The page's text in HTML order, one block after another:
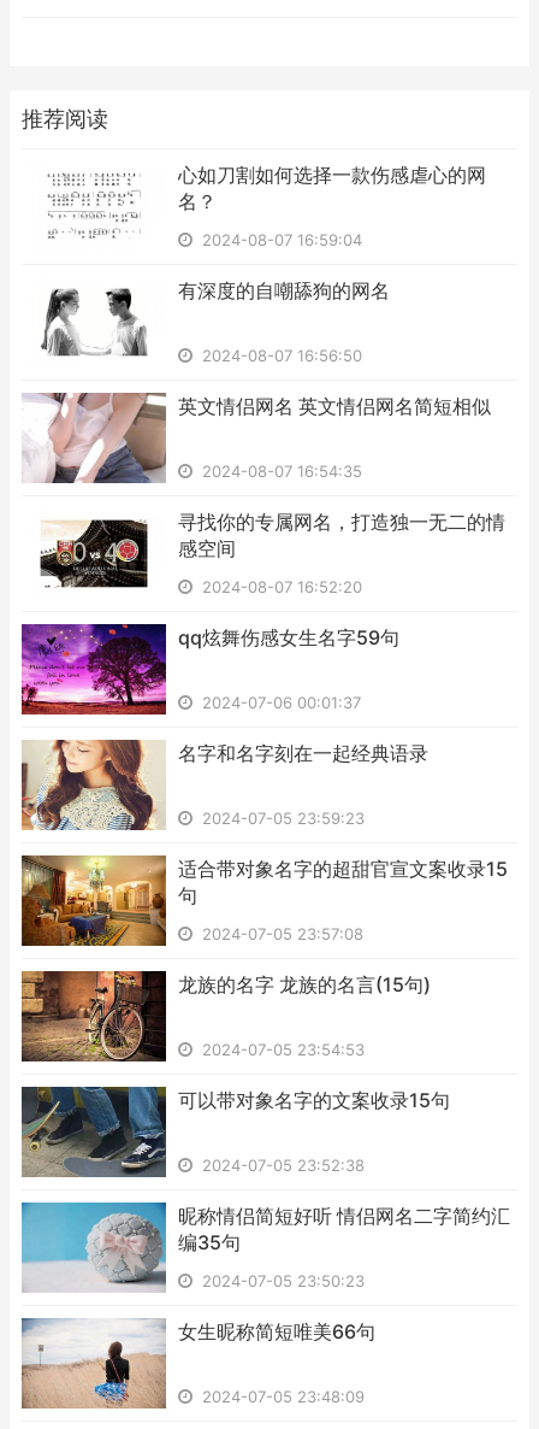
推荐阅读
​心如刀割如何选择一款伤感虐心的网
名？
2024-08-07 16:59:04
​有深度的自嘲舔狗的网名
2024-08-07 16:56:50
​英文情侣网名 英文情侣网名简短相似
2024-08-07 16:54:35
​寻找你的专属网名，打造独一无二的情
感空间
2024-08-07 16:52:20
​qq炫舞伤感女生名字59句
2024-07-06 00:01:37
​名字和名字刻在一起经典语录
2024-07-05 23:59:23
​适合带对象名字的超甜官宣文案收录15
句
2024-07-05 23:57:08
​龙族的名字 龙族的名言(15句)
2024-07-05 23:54:53
​可以带对象名字的文案收录15句
2024-07-05 23:52:38
​昵称情侣简短好听 情侣网名二字简约汇
编35句
2024-07-05 23:50:23
​女生昵称简短唯美66句
2024-07-05 23:48:09